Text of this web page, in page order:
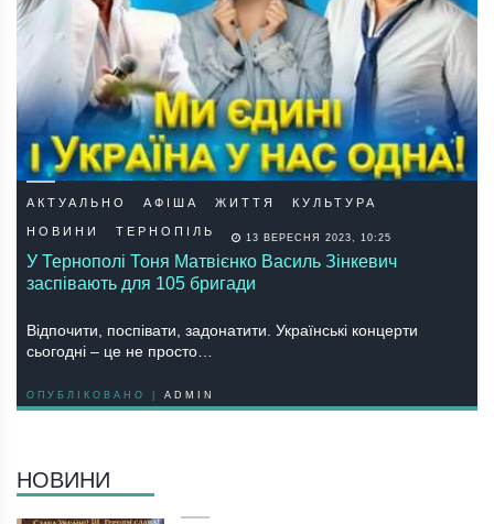
АКТУАЛЬНО АФІША ЖИТТЯ КУЛЬТУРА
НОВИНИ ТЕРНОПІЛЬ 13 ВЕРЕСНЯ 2023, 10:25
У Тернополі Тоня Матвієнко Василь Зінкевич
заспівають для 105 бригади
Відпочити, поспівати, задонатити. Українські концерти
сьогодні – це не просто…
ОПУБЛІКОВАНО | ADMIN
НОВИНИ